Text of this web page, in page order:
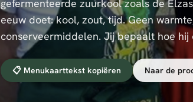
gefermenteerde zuurkool zoals de
eeuw doet: kool, zout, tijd. Geen
conserveermiddelen. Jij bepaalt hoe
📋 Menukaarttekst kopiëren Naar de